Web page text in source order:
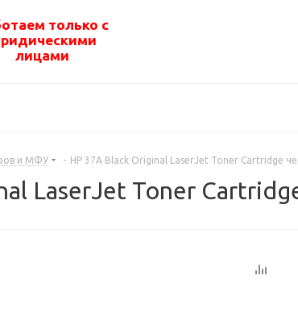
только с
лицами
и МФУ - HP 37A Black Original LaserJet Toner Cartridge
LaserJet Toner